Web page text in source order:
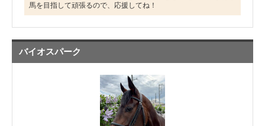
馬を目指して頑張るので、応援してね！
バイオスパーク